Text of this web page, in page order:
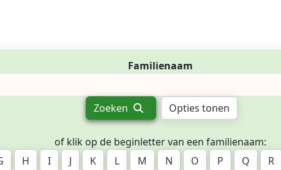
Familienaam
Zoeken Opties tonen
of klik op de beginletter van een familienaam:
H I J K L M N O P Q R